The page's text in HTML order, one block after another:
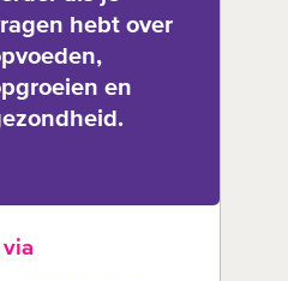
hebt over
en